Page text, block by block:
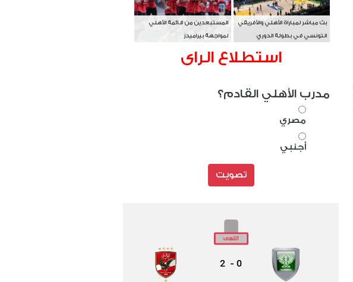
بث مباشر لمباراة الأهلي والأفريقي
التونسي في بطولة الدوري
المستبعدين من قائمة الأهلي
لمواجهة بيراميدز
استطلاع الراى
مدرب الأهلي القادم؟
مصري
أجنبي
تصويت
0
-
2